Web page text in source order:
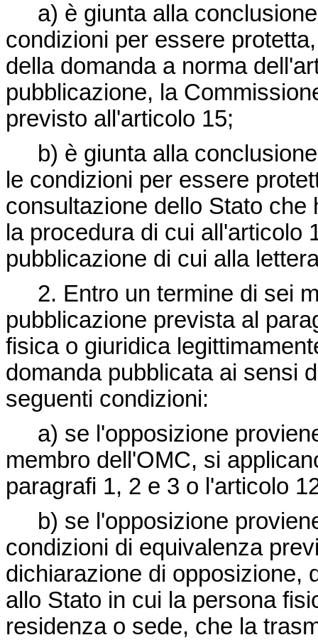
a) è giunta alla
condizioni per essere
della domanda a norma
pubblicazione, la
previsto all'articolo 15;
b) è giunta alla
le condizioni per essere
consultazione dello Stato
la procedura di cui all'articolo
pubblicazione di cui alla
2. Entro un termine di sei
pubblicazione prevista al
fisica o giuridica
domanda pubblicata ai sensi
seguenti condizioni:
a) se l'opposizione
membro dell'OMC, si
paragrafi 1, 2 e 3 o l'articolo
b) se l'opposizione
condizioni di equivalenza
dichiarazione di opposizione,
allo Stato in cui la persona
residenza o sede, che la